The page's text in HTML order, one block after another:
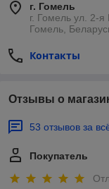
г. Гомель
г. Гомель ул. 2-
Гомель,
Контакты
Отзывы о
53 отзывов за
Покупатель